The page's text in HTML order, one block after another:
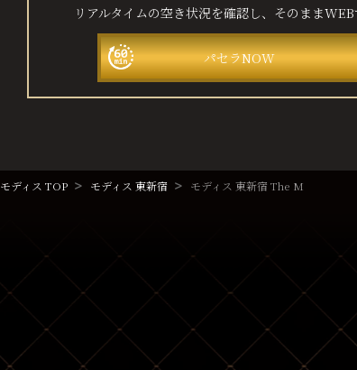
リアルタイムの空き状況を確認し、 そのまま
パセラNOW
モディス TOP モディス 東新宿 モディス 東新宿 The M